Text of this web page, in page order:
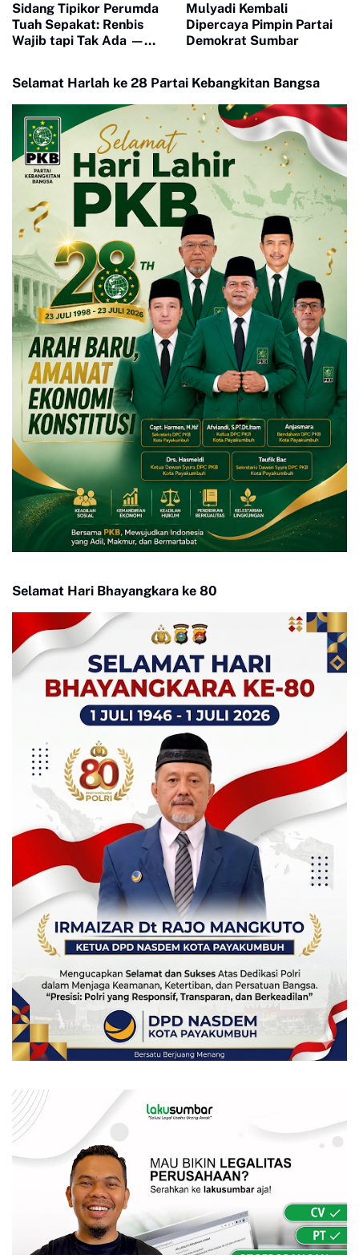
Sidang Tipikor Perumda
Tuah Sepakat: Renbis
Wajib tapi Tak Ada —
Mangkir karena 'Biaya
Transport'"
Mulyadi Kembali
Dipercaya Pimpin Partai
Demokrat Sumbar
Selamat Harlah ke 28 Partai Kebangkitan Bangsa
Selamat Hari Bhayangkara ke 80